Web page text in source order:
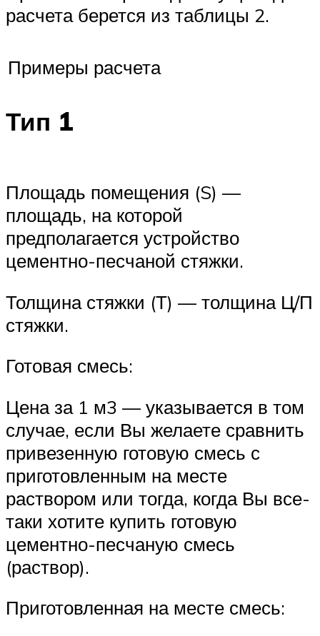
расчета берется из таблицы 2.
Примеры расчета
Тип 1
Площадь помещения (S) —
площадь, на которой
предполагается устройство
цементно-песчаной стяжки.
Толщина стяжки (Т) — толщина Ц/П
стяжки.
Готовая смесь:
Цена за 1 м3 — указывается в том
случае, если Вы желаете сравнить
привезенную готовую смесь с
приготовленным на месте
раствором или тогда, когда Вы все-
таки хотите купить готовую
цементно-песчаную смесь
(раствор).
Приготовленная на месте смесь: